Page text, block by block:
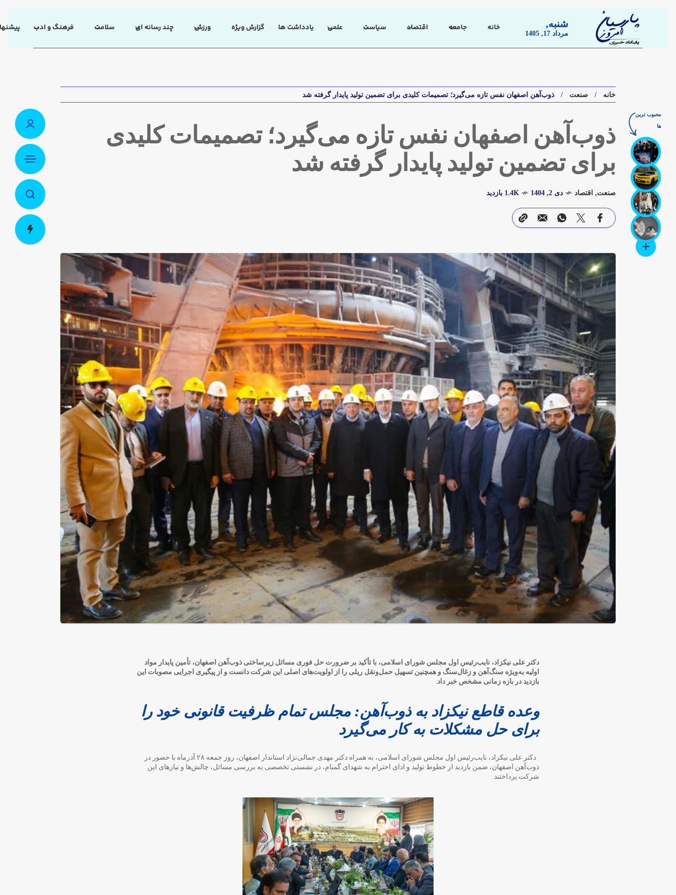
شنبه,
مرداد 17, 1405
خانه جامعه اقتصاد سیاست علمی یادداشت ها گزارش ویژه ورزش چند رسانه ای سلامت فرهنگ و ادب
خانه صنعت ذوب‌آهن اصفهان نفس تازه می‌گیرد؛ تصمیمات کلیدی برای تضمین تولید پایدار گرفته شد
ذوب‌آهن اصفهان نفس تازه می‌گیرد؛ تصمیمات کلیدی
برای تضمین تولید پایدار گرفته شد
صنعت, اقتصاد دی 2, 1404 1.4K بازدید
دکتر علی نیکزاد، نایب‌رئیس اول مجلس شورای اسلامی، با تأکید بر ضرورت حل فوری مسائل زیرساختی ذوب‌آهن اصفهان، تأمین پایدار مواد
اولیه به‌ویژه سنگ‌آهن و زغال‌سنگ و همچنین تسهیل حمل‌ونقل ریلی را از اولویت‌های اصلی این شرکت دانست و از پیگیری اجرایی مصوبات این
بازدید در بازه زمانی مشخص خبر داد.
وعده قاطع نیکزاد به ذوب‌آهن: مجلس تمام ظرفیت قانونی خود را
برای حل مشکلات به کار می‌گیرد
دکتر علی نیکزاد، نایب‌رئیس اول مجلس شورای اسلامی، به همراه دکتر مهدی جمالی‌نژاد استاندار اصفهان، روز جمعه ۲۸ آذرماه با حضور در
ذوب‌آهن اصفهان، ضمن بازدید از خطوط تولید و ادای احترام به شهدای گمنام، در نشستی تخصصی به بررسی مسائل، چالش‌ها و نیازهای این
شرکت پرداختند .
محبوب ترین
ها